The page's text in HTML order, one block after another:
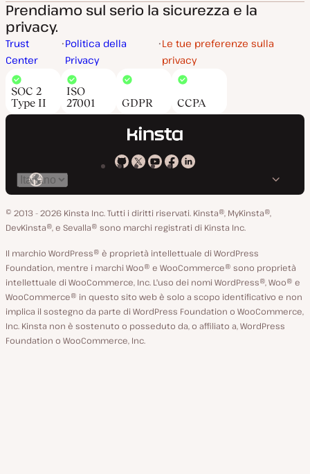
Prendiamo sul serio la sicurezza e la
privacy.
Trust
Center
Politica della
Privacy
Le tue preferenze sulla
privacy
SOC 2
Type II
ISO
27001
GDPR CCPA
Kinsta
GitHub
Kinsta
X
Kinsta
YouTube
Kinsta
Facebook
Kinsta
LinkedIn
Cambia
lingua
© 2013 - 2026 Kinsta Inc. Tutti i diritti riservati. Kinsta®, MyKinsta®,
DevKinsta®, e Sevalla® sono marchi registrati di Kinsta Inc.
Il marchio WordPress® è proprietà intellettuale di WordPress
Foundation, mentre i marchi Woo® e WooCommerce® sono proprietà
intellettuale di WooCommerce, Inc. L'uso dei nomi WordPress®, Woo® e
WooCommerce® in questo sito web è solo a scopo identificativo e non
implica il sostegno da parte di WordPress Foundation o WooCommerce,
Inc. Kinsta non è sostenuto o posseduto da, o affiliato a, WordPress
Foundation o WooCommerce, Inc.